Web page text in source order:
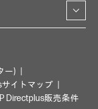
ー)
サイトマップ
Directplus販売条件